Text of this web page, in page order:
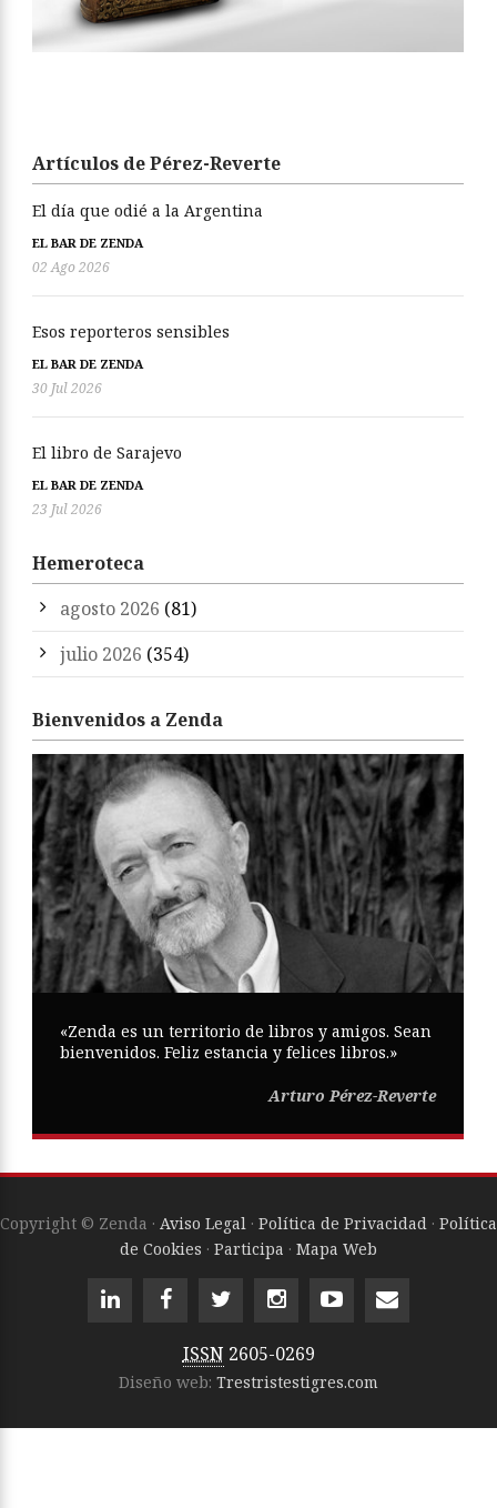
Artículos de Pérez-Reverte
El día que odié a la Argentina
EL BAR DE ZENDA
02 Ago 2026
Esos reporteros sensibles
EL BAR DE ZENDA
30 Jul 2026
El libro de Sarajevo
EL BAR DE ZENDA
23 Jul 2026
Hemeroteca
agosto 2026 (81)
julio 2026 (354)
Bienvenidos a Zenda
«Zenda es un territorio de libros y amigos. Sean
bienvenidos. Feliz estancia y felices libros.»
Arturo Pérez-Reverte
Copyright © Zenda · Aviso Legal · Política de Privacidad · Política
de Cookies · Participa · Mapa Web
ISSN 2605-0269
Diseño web: Trestristestigres.com